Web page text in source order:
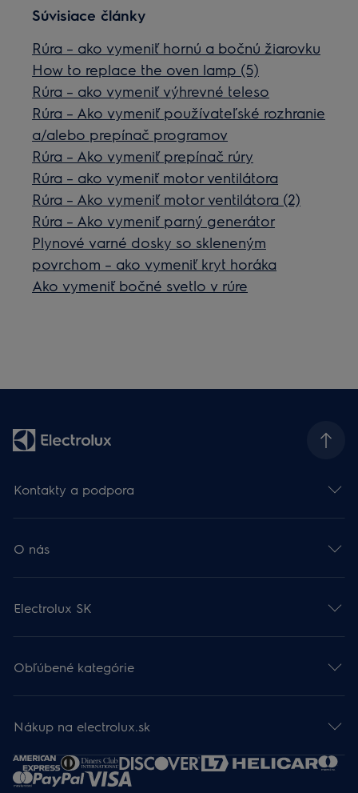
Súvisiace články
Rúra – ako vymeniť hornú a bočnú žiarovku
How to replace the oven lamp (5)
Rúra – ako vymeniť výhrevné teleso
Rúra – Ako vymeniť používateľské rozhranie
a/alebo prepínač programov
Rúra – Ako vymeniť prepínač rúry
Rúra – ako vymeniť motor ventilátora
Rúra – Ako vymeniť motor ventilátora (2)
Rúra – Ako vymeniť parný generátor
Plynové varné dosky so skleneným
povrchom – ako vymeniť kryt horáka
Ako vymeniť bočné svetlo v rúre
Kontakty a podpora
O nás
Electrolux SK
Obľúbené kategórie
Nákup na electrolux.sk